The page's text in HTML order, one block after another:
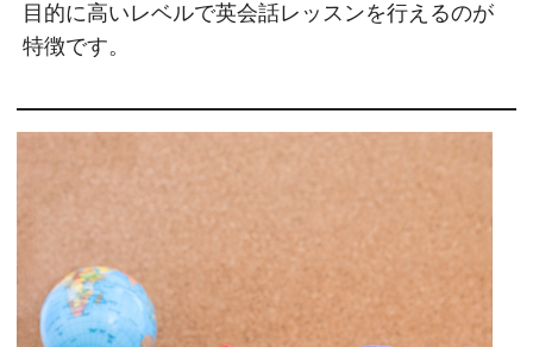
目的に高いレベルで英会話レッスンを行えるのが
特徴です。